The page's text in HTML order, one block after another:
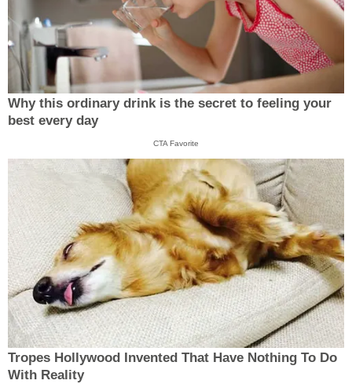
Why this ordinary drink is the secret to feeling your
best every day
CTA Favorite
Tropes Hollywood Invented That Have Nothing To Do
With Reality